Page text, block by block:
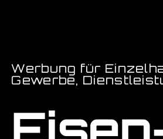
Werbung für
Gewerbe,